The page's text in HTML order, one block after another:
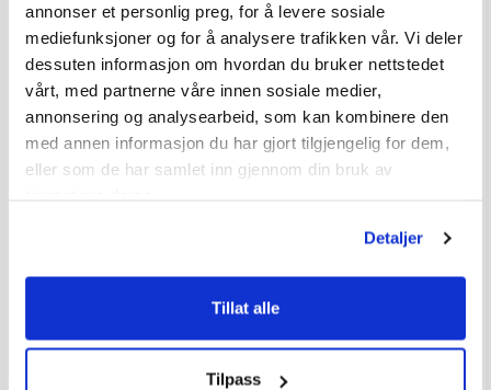
annonser et personlig preg, for å levere sosiale
mediefunksjoner og for å analysere trafikken vår. Vi deler
dessuten informasjon om hvordan du bruker nettstedet
vårt, med partnerne våre innen sosiale medier,
annonsering og analysearbeid, som kan kombinere den
med annen informasjon du har gjort tilgjengelig for dem,
eller som de har samlet inn gjennom din bruk av
Detaljer
Tillat alle
Tilpass
ANDRE KJØPTE
Karakter: (1)4.0 av 5 mulige
5 mulige